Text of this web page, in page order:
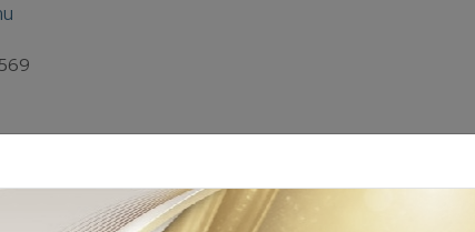
ชียร จารุเพ็ง ปศุสัตว์จังหวัดอ่างทอง ได้มอบหมายให้เจ้าหน้
มก และเจ้าหน้าที่กู้ภัยจังหวัดอ่างทอง ออกรักษาสัตว์ในพื้นที่อำ